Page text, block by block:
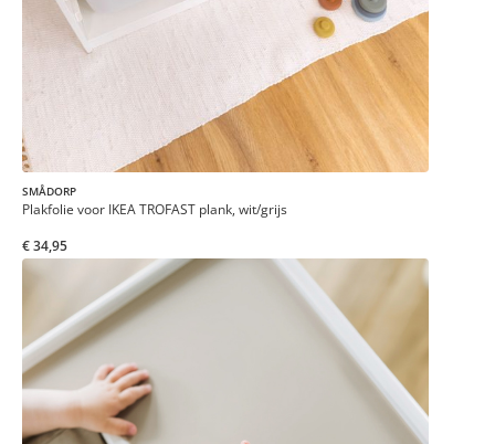
SMÅDORP
Plakfolie voor IKEA TROFAST plank, wit/grijs
€ 34,95